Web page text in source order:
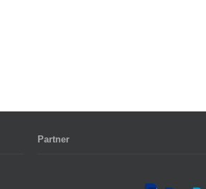
Partner